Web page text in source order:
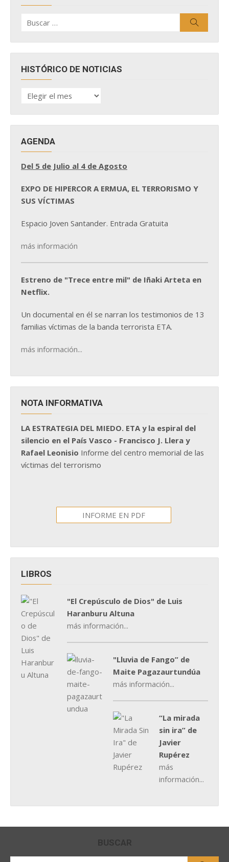
por:
HISTÓRICO DE NOTICIAS
HISTÓRICO
DE
AGENDA
Del 5 de Julio al 4 de Agosto
EXPO DE HIPERCOR A ERMUA, EL TERRORISMO Y
SUS VÍCTIMAS
Espacio Joven Santander. Entrada Gratuita
más información
Estreno de "Trece entre mil" de Iñaki Arteta en
Netflix.
Un documental en él se narran los testimonios de 13
familias víctimas de la banda terrorista ETA.
más información...
NOTA INFORMATIVA
LA ESTRATEGIA DEL MIEDO. ETA y la espiral del
silencio en el País Vasco - Francisco J. Llera y
Rafael Leonisio Informe del centro memorial de las
víctimas del terrorismo
INFORME EN PDF
LIBROS
"El Crepúsculo de Dios" de Luis
Haranburu Altuna
más información...
"Lluvia de Fango” de
Maite Pagazaurtundúa
más información...
“La mirada
sin ira” de
Javier
Rupérez
más
información...
BUSCAR